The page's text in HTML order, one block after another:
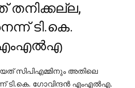
തനിക്കല്ല,
ടി.കെ.
എംഎൽഎ
സിപിഎമ്മിനും അതിലെ
ടി.കെ. ഗോവിന്ദന്‍ എംഎല്‍എ.